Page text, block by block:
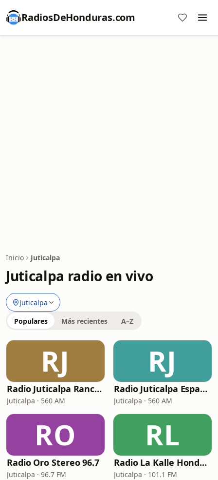
RadiosDeHonduras.com
Inicio Juticalpa
Juticalpa radio en vivo
Juticalpa
Populares Más recientes A–Z
RJ
Radio Juticalpa Ranchera
Juticalpa · 560 AM
RJ
Radio Juticalpa Español
Juticalpa · 560 AM
RO
Radio Oro Stereo 96.7
Juticalpa · 96.7 FM
RL
Radio La Kalle Honduras
Juticalpa · 101.1 FM